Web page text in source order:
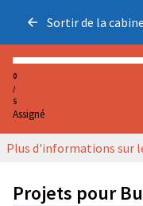
Sortir de la
0
/
5
Assigné
Plus d'informations sur
Projets pour